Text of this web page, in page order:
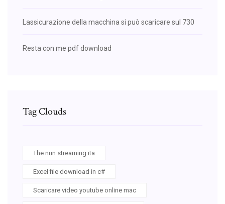
Lassicurazione della macchina si può scaricare sul 730
Resta con me pdf download
Tag Clouds
The nun streaming ita
Excel file download in c#
Scaricare video youtube online mac